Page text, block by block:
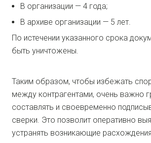
В организации — 4 года;
В архиве организации — 5 лет.
По истечении указанного срока
быть уничтожены.
Таким образом, чтобы избежать
между контрагентами, очень важно
составлять и своевременно
сверки. Это позволит оперативно
устранять возникающие